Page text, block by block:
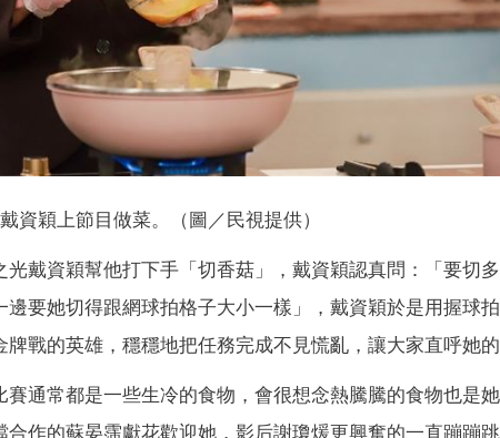
資穎上節目做菜。（圖／民視提供）
戴資穎幫他打下手「切香菇」，戴資穎認真問：「要切
要她切得跟網球拍格子大小一樣」，戴資穎於是用握球拍
戰的英雄，穩穩地把任務完成不見慌亂，讓大家直呼她的
通常都是一些生冷的食物，會很想念熱騰騰的食物也是
作的蘇晏霈獻花歡迎她，影后謝瓊煖更興奮的一直蹦蹦